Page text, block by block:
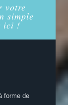
votre
simple
ici !
forme de